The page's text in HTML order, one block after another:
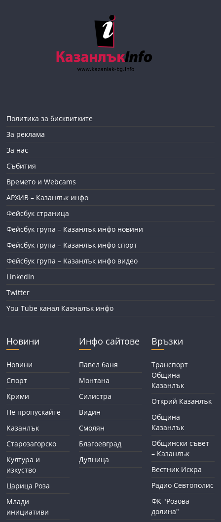
Политика за бисквитките
За реклама
За нас
Събития
Времето и Webcams
АРХИВ – Казанлък инфо
Фейсбук страница
Фейсбук група – Казанлък инфо новини
Фейсбук група – Казанлък инфо спорт
Фейсбук група – Казанлък инфо видео
LinkedIn
Twitter
You Tube канал Казналък инфо
Новини
Новини
Спорт
Крими
Не пропускайте
Казанлък
Старозагорско
Култура и
изкуство
Царица Роза
Млади
инициативи
Инфо сайтове
Павел баня
Монтана
Силистра
Видин
Смолян
Благоевград
Дупница
Връзки
Транспорт
Община
Казанлък
Открий Казанлък
Община
Казанлък
Общински съвет
– Казанлък
Вестник Искра
Радио Севтополис
ФК "Розова
долина"